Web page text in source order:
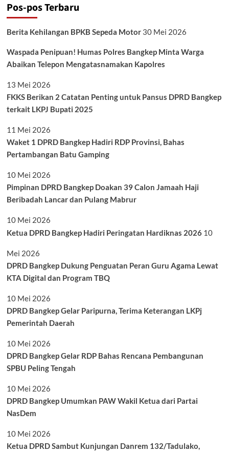
Pos-pos Terbaru
Berita Kehilangan BPKB Sepeda Motor 30 Mei 2026
Waspada Penipuan! Humas Polres Bangkep Minta Warga
Abaikan Telepon Mengatasnamakan Kapolres
13 Mei 2026
FKKS Berikan 2 Catatan Penting untuk Pansus DPRD Bangkep
terkait LKPJ Bupati 2025
11 Mei 2026
Waket 1 DPRD Bangkep Hadiri RDP Provinsi, Bahas
Pertambangan Batu Gamping
10 Mei 2026
Pimpinan DPRD Bangkep Doakan 39 Calon Jamaah Haji
Beribadah Lancar dan Pulang Mabrur
10 Mei 2026
Ketua DPRD Bangkep Hadiri Peringatan Hardiknas 2026 10
Mei 2026
DPRD Bangkep Dukung Penguatan Peran Guru Agama Lewat
KTA Digital dan Program TBQ
10 Mei 2026
DPRD Bangkep Gelar Paripurna, Terima Keterangan LKPj
Pemerintah Daerah
10 Mei 2026
DPRD Bangkep Gelar RDP Bahas Rencana Pembangunan
SPBU Peling Tengah
10 Mei 2026
DPRD Bangkep Umumkan PAW Wakil Ketua dari Partai
NasDem
10 Mei 2026
Ketua DPRD Sambut Kunjungan Danrem 132/Tadulako,